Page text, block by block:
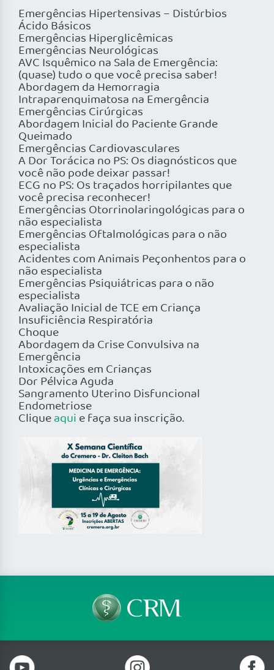
Emergências Hipertensivas – Distúrbios
Ácido Básicos
Emergências Hiperglicêmicas
Emergências Neurológicas
AVC Isquêmico na Sala de Emergência:
(quase) tudo o que você precisa saber!
Abordagem da Hemorragia
Intraparenquimatosa na Emergência
Emergências Cirúrgicas
Abordagem Inicial do Paciente Grande
Queimado
Emergências Cardiovasculares
A Dor Torácica no PS: Os diagnósticos que
você não pode deixar passar!
ECG no PS: Os traçados horripilantes que
você precisa reconhecer!
Emergências Otorrinolaringológicas para o
não especialista
Emergências Oftalmológicas para o não
especialista
Acidentes com Animais Peçonhentos para o
não especialista
Emergências Psiquiátricas para o não
especialista
Avaliação Inicial de TCE em Criança
Insuficiência Respiratória
Choque
Abordagem da Crise Convulsiva na
Emergência
Intoxicações em Crianças
Dor Pélvica Aguda
Sangramento Uterino Disfuncional
Endometriose
Cliqueaqui e faça sua inscrição.